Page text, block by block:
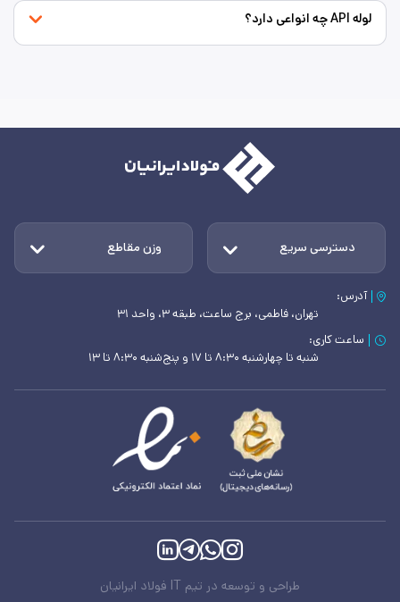
لوله API چه انواعی دارد؟
دسترسی سریع وزن مقاطع
آدرس:
تهران، فاطمی، برج ساعت، طبقه ۳، واحد ۳۱
ساعت کاری:
شنبه تا چهارشنبه ۸:۳۰ تا ۱۷ و پنج‌شنبه ۸:۳۰ تا ۱۳
طراحی و توسعه در تیم IT فولاد ایرانیان